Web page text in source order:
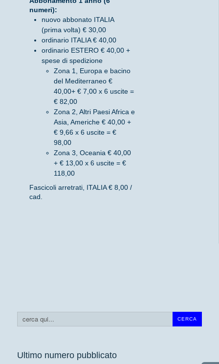
CERCA
Cerca...
Ultimo numero pubblicato
numeri):
nuovo abbonato ITALIA
(prima volta) € 30,00
ordinario ITALIA € 40,00
ordinario ESTERO € 40,00 +
spese di spedizione
Zona 1, Europa e bacino
del Mediterraneo €
40,00+ € 7,00 x 6 uscite =
€ 82,00
Zona 2, Altri Paesi Africa e
Asia, Americhe € 40,00 +
€ 9,66 x 6 uscite = €
98,00
Zona 3, Oceania € 40,00
+ € 13,00 x 6 uscite = €
118,00
Fascicoli arretrati, ITALIA € 8,00 /
cad.